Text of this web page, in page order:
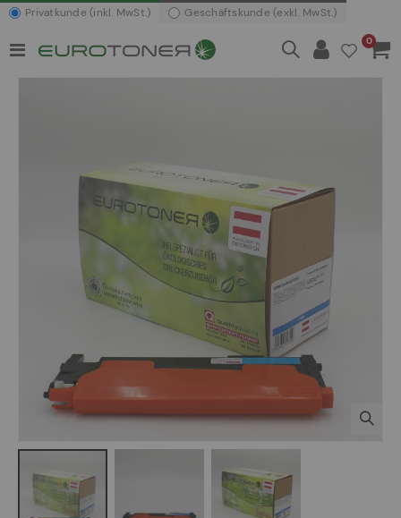
Privatkunde (inkl. MwSt.) Geschäftskunde (exkl. MwSt.)
Navigation
0Artikel